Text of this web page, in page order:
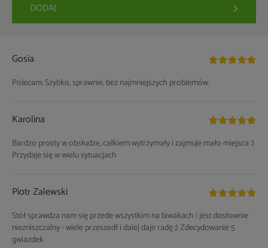
DODAJ
Gosia
Polecam. Szybko, sprawnie, bez najmniejszych problemów.
Karolina
Bardzo prosty w obsłudze, całkiem wytrzymały i zajmuje mało miejsca :)
Przydaje się w wielu sytuacjach
Piotr Zalewski
Stół sprawdza nam się przede wszystkim na biwakach i jest dosłownie
niezniszczalny - wiele przeszedł i dalej daje radę ;) Zdecydowanie 5
gwiazdek